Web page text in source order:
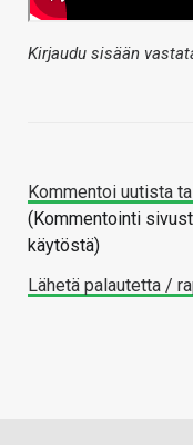
Kirjaudu sisään
Kommentoi uutista
(Kommentointi
käytöstä)
Lähetä palautetta /